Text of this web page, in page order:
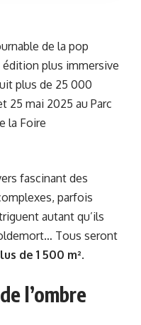
de la pop
plus immersive
plus de 25 000
25 mai 2025 au Parc
la Foire
fascinant des
parfois
autant qu’ils
Tous seront
de 1 500 m².
l’ombre